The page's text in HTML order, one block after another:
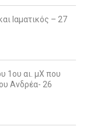
Ιαματικός – 27
1ου αι. μΧ που
Ανδρέα- 26